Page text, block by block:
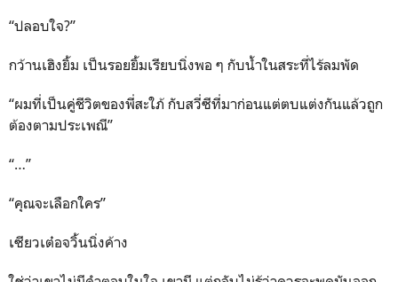
“ปลอบใจ?”
กว้านเฮิงยิ้ม เป็นรอยยิ้มเรียบนิ่งพอ ๆ กับน้ำในสระที่ไร้ลมพัด
“ผมที่เป็นคู่ชีวิตของพี่สะใภ้ กับสวี่ซีที่มาก่อนแต่ตบแต่งกันแล้วถูก
ต้องตามประเพณี”
“…”
“คุณจะเลือกใคร”
เซียวเต๋อจวิ้นนิ่งค้าง